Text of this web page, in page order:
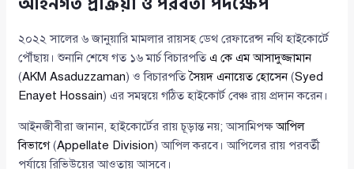
২০২২ সালের ৬ জানুয়ারি মামলার রায়সহ ডেথ রেফারেন্স নথি হাইকোর্টে
পৌঁছায়। শুনানি শেষে গত ১৬ মার্চ বিচারপতিএ কে এম আসাদুজ্জামান
(AKM Asaduzzaman) ও বিচারপতিসৈয়দ এনায়েত হোসেন(Syed
Enayet Hossain) এর সমন্বয়ে গঠিত হাইকোর্ট বেঞ্চ রায় প্রদান করেন।
আইনজীবীরা জানান, হাইকোর্টের রায় চূড়ান্ত নয়; আসামিপক্ষআপিল
বিভাগে(Appellate Division) আপিল করবে। আপিলের রায় পরবর্তী
পর্যায়ে রিভিউয়ের আওতায় আসবে।